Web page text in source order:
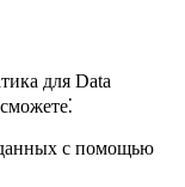
для Data
данных с помощью